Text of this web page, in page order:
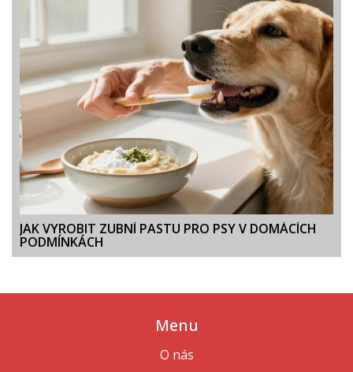
JAK VYROBIT ZUBNÍ PASTU PRO PSY V DOMÁCÍCH
PODMÍNKÁCH
Menu
O nás